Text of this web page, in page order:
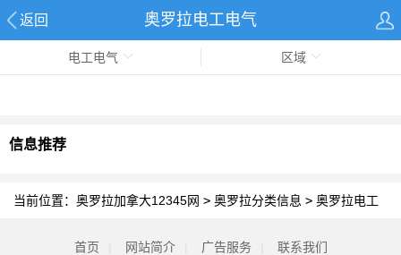
返回 奥罗拉电工电气
电工电气 区域
信息推荐
当前位置： 奥罗拉加拿大12345网 > 奥罗拉分类信息 > 奥罗拉电工
首页 网站简介 广告服务 联系我们